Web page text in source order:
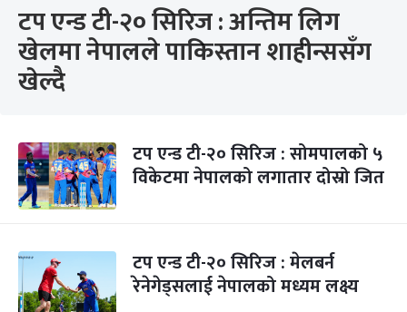
टप एन्ड टी-२० सिरिज : अन्तिम लिग
खेलमा नेपालले पाकिस्तान शाहीन्ससँग
खेल्दै
टप एन्ड टी-२० सिरिज : सोमपालको ५
विकेटमा नेपालको लगातार दोस्रो जित
टप एन्ड टी-२० सिरिज : मेलबर्न
रेनेगेड्सलाई नेपालको मध्यम लक्ष्य